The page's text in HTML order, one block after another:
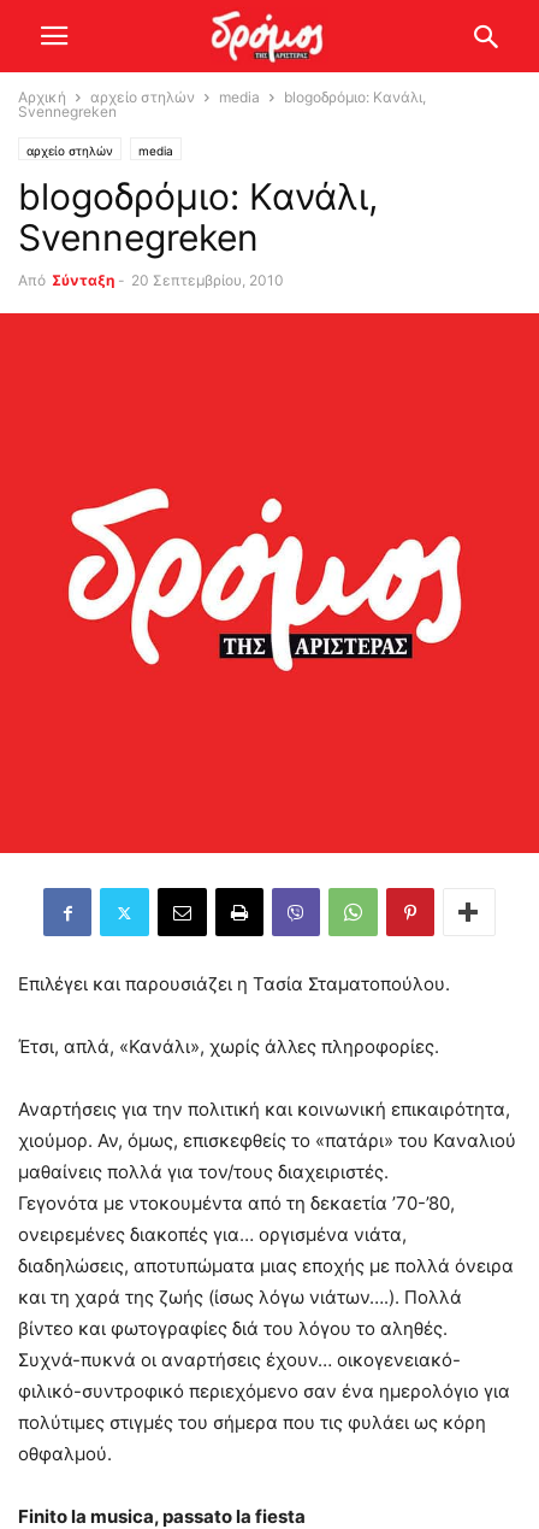
Αρχική αρχείο στηλών media
blogοδρόμιο: Κανάλι,
Svennegreken
αρχείο στηλών media
blogοδρόμιο: Κανάλι,
Svennegreken
Από Σύνταξη - 20 Σεπτεμβρίου, 2010
Επιλέγει και παρουσιάζει η Τασία Σταματοπούλου.
Έτσι, απλά, «Κανάλι», χωρίς άλλες πληροφορίες.
Αναρτήσεις για την πολιτική και κοινωνική επικαιρότητα,
χιούμορ. Αν, όμως, επισκεφθείς το «πατάρι» του Καναλιού
μαθαίνεις πολλά για τον/τους διαχειριστές.
Γεγονότα με ντοκουμέντα από τη δεκαετία ’70-’80,
ονειρεμένες διακοπές για… οργισμένα νιάτα,
διαδηλώσεις, αποτυπώματα μιας εποχής με πολλά όνειρα
και τη χαρά της ζωής (ίσως λόγω νιάτων….). Πολλά
βίντεο και φωτογραφίες διά του λόγου το αληθές.
Συχνά-πυκνά οι αναρτήσεις έχουν… οικογενειακό-
φιλικό-συντροφικό περιεχόμενο σαν ένα ημερολόγιο για
πολύτιμες στιγμές του σήμερα που τις φυλάει ως κόρη
οθφαλμού.
Finito la musica, passato la fiesta